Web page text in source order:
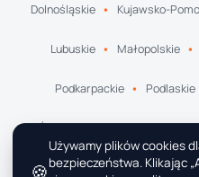
Dolnośląskie Kujawsko-
Lubuskie Małopolskie
Podkarpackie Podlaskie
Świętokrzyskie
🍪
Używamy plików cookies
bezpieczeństwa. Klikając